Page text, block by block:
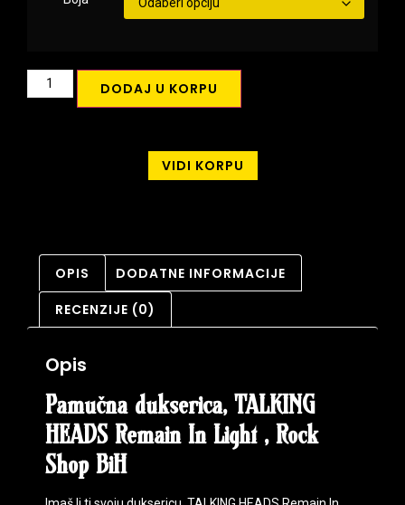
DODAJ U KORPU
VIDI KORPU
OPIS DODATNE INFORMACIJE
RECENZIJE (0)
Opis
Pamučna dukserica, TALKING
HEADS Remain In Light , Rock
Shop BiH